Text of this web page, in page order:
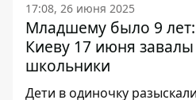
17:08, 26 июня 2025
Младшему было 9
Киеву 17 июня
школьники
Дети в одиночку